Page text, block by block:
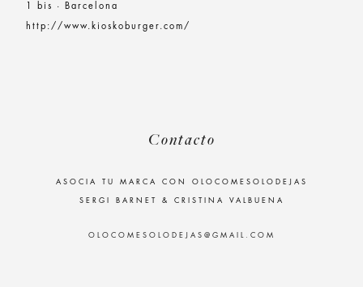
1 bis · Barcelona
http://www.kioskoburger.com/
Contacto
ASOCIA TU MARCA CON OLOCOMESOLODEJAS
SERGI BARNET & CRISTINA VALBUENA
OLOCOMESOLODEJAS@GMAIL.COM